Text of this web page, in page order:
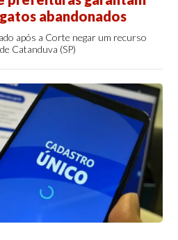
abandonados
após a Corte negar um recurso
Catanduva (SP)